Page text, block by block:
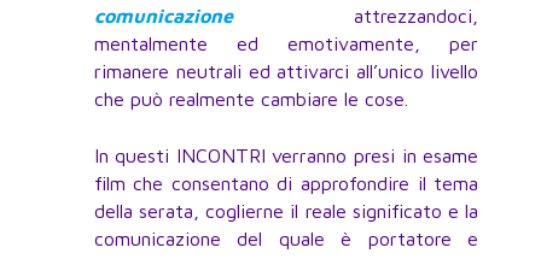
comunicazioneattrezzandoci,
mentalmente ed emotivamente, per
rimanere neutrali ed attivarci all’unico livello
che può realmente cambiare le cose.
In questi INCONTRI verranno presi in esame
film che consentano di approfondire il tema
della serata, coglierne il reale significato e la
comunicazione del quale è portatore e